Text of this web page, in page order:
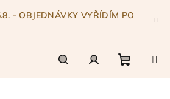
- OBJEDNÁVKY VYŘÍDÍM PO